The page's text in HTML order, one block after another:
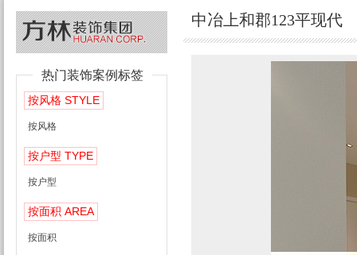
热门装饰案例标签
按风格 STYLE
按风格
按户型 TYPE
按户型
按面积 AREA
按面积
中冶上和郡123平现代